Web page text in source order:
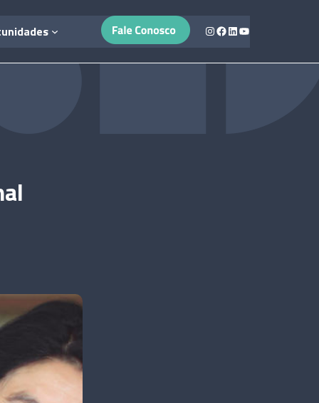
Instagram
Facebook
LinkedIn
Youtube